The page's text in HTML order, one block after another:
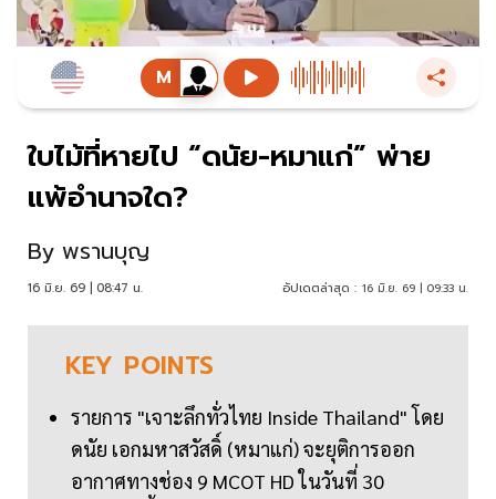
ใบไม้ที่หายไป “ดนัย-หมาแก่” พ่าย
แพ้อำนาจใด?
By พรานบุญ
16 มิ.ย. 69 | 08:47 น. อัปเดตล่าสุด : 16 มิ.ย. 69 | 09:33 น.
KEY POINTS
รายการ "เจาะลึกทั่วไทย Inside Thailand" โดย
ดนัย เอกมหาสวัสดิ์ (หมาแก่) จะยุติการออก
อากาศทางช่อง 9 MCOT HD ในวันที่ 30